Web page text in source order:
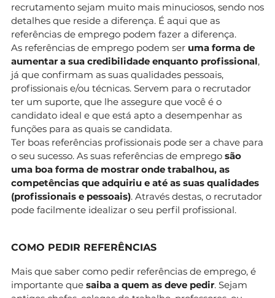
recrutamento sejam muito mais minuciosos, sendo nos
detalhes que reside a diferença. É aqui que as
referências de emprego podem fazer a diferença.
As referências de emprego podem ser uma forma de
aumentar a sua credibilidade enquanto profissional,
já que confirmam as suas qualidades pessoais,
profissionais e/ou técnicas. Servem para o recrutador
ter um suporte, que lhe assegure que você é o
candidato ideal e que está apto a desempenhar as
funções para as quais se candidata.
Ter boas referências profissionais pode ser a chave para
o seu sucesso. As suas referências de emprego são
uma boa forma de mostrar onde trabalhou, as
competências que adquiriu e até as suas qualidades
(profissionais e pessoais). Através destas, o recrutador
pode facilmente idealizar o seu perfil profissional.
COMO PEDIR REFERÊNCIAS
Mais que saber como pedir referências de emprego, é
importante que saiba a quem as deve pedir. Sejam